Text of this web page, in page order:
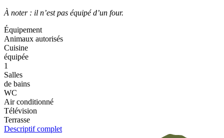
À noter : il n’est pas équipé d’un four.
Équipement
Animaux autorisés
Cuisine
équipée
1
Salles
de bains
WC
Air conditionné
Télévision
Terrasse
Descriptif complet